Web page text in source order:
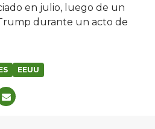
en julio, luego de un
durante un acto de
EEUU